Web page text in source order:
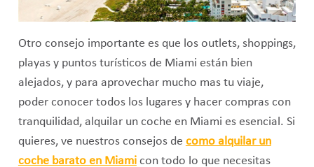
Otro consejo importante es que los outlets, shoppings,
playas y puntos turísticos de Miami están bien
alejados, y para aprovechar mucho mas tu viaje,
poder conocer todos los lugares y hacer compras con
tranquilidad, alquilar un coche en Miami es esencial. Si
quieres, ve nuestros consejos de como alquilar un
coche barato en Miamicon todo lo que necesitas